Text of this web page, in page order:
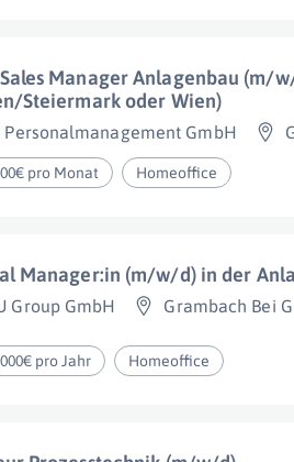
Manager Anlagenbau (m/
Steiermark oder Wien)
Personalmanagement GmbH
pro Monat Homeoffice
Manager:in (m/w/d) in der
Group GmbH Grambach Bei
pro Jahr Homeoffice